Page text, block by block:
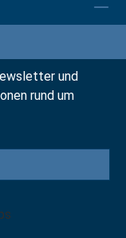
und
rund um